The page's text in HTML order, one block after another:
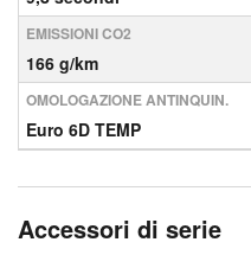
EMISSIONI CO2
166 g/km
OMOLOGAZIONE ANTINQUIN.
Euro 6D TEMP
Accessori di serie